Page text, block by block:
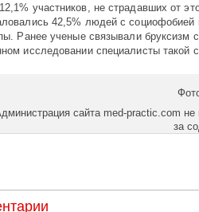
участников, не страдавших от
42,5% людей с социофобией
Ранее ученые связывали бруксизм
исследовании специалисты такой
сайта med-practic.com не
за